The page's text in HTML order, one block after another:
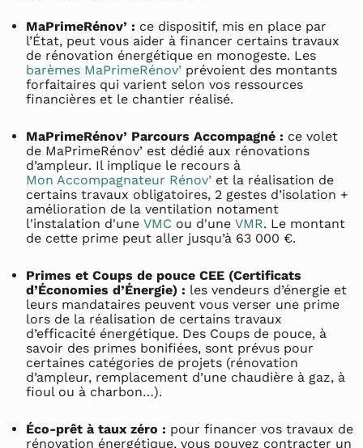
MaPrimeRénov’ : ce dispositif, mis en place par
l’État, peut vous aider à financer certains travaux
de rénovation énergétique en monogeste. Les
barèmes MaPrimeRénov’ prévoient des montants
forfaitaires qui varient selon vos ressources
financières et le chantier réalisé.
MaPrimeRénov’ Parcours Accompagné : ce volet
de MaPrimeRénov’ est dédié aux rénovations
d’ampleur. Il implique le recours à
Mon Accompagnateur Rénov’ et la réalisation de
certains travaux obligatoires, 2 gestes d’isolation +
amélioration de la ventilation notament
l'instalation d'une VMC ou d'une VMR. Le montant
de cette prime peut aller jusqu’à 63 000 €.
Primes et Coups de pouce CEE (Certificats
d’Économies d’Énergie) : les vendeurs d’énergie et
leurs mandataires peuvent vous verser une prime
lors de la réalisation de certains travaux
d’efficacité énergétique. Des Coups de pouce, à
savoir des primes bonifiées, sont prévus pour
certaines catégories de projets (rénovation
d’ampleur, remplacement d’une chaudière à gaz, à
fioul ou à charbon…).
Éco-prêt à taux zéro : pour financer vos travaux de
rénovation énergétique, vous pouvez contracter un